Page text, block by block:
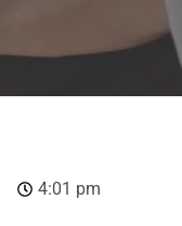
4:01 pm